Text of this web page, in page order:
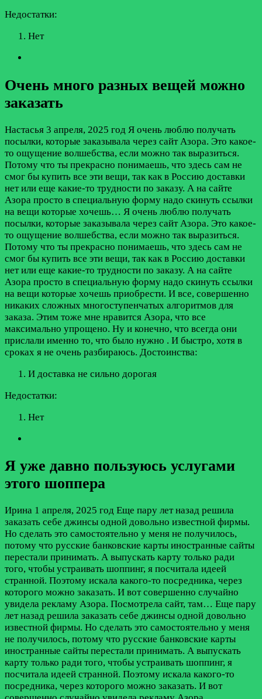
Недостатки:
Нет
Очень много разных вещей можно
заказать
Настасья 3 апреля, 2025 год Я очень люблю получать
посылки, которые заказывала через сайт Азора. Это какое-
то ощущение волшебства, если можно так выразиться.
Потому что ты прекрасно понимаешь, что здесь сам не
смог бы купить все эти вещи, так как в Россию доставки
нет или еще какие-то трудности по заказу. А на сайте
Азора просто в специальную форму надо скинуть ссылки
на вещи которые хочешь… Я очень люблю получать
посылки, которые заказывала через сайт Азора. Это какое-
то ощущение волшебства, если можно так выразиться.
Потому что ты прекрасно понимаешь, что здесь сам не
смог бы купить все эти вещи, так как в Россию доставки
нет или еще какие-то трудности по заказу. А на сайте
Азора просто в специальную форму надо скинуть ссылки
на вещи которые хочешь приобрести. И все, совершенно
никаких сложных многоступенчатых алгоритмов для
заказа. Этим тоже мне нравится Азора, что все
максимально упрощено. Ну и конечно, что всегда они
прислали именно то, что было нужно . И быстро, хотя в
сроках я не очень разбираюсь. Достоинства:
И доставка не сильно дорогая
Недостатки:
Нет
Я уже давно пользуюсь услугами
этого шоппера
Ирина 1 апреля, 2025 год Еще пару лет назад решила
заказать себе джинсы одной довольно известной фирмы.
Но сделать это самостоятельно у меня не получилось,
потому что русские банковские карты иностранные сайты
перестали принимать. А выпускать карту только ради
того, чтобы устраивать шоппинг, я посчитала идеей
странной. Поэтому искала какого-то посредника, через
которого можно заказать. И вот совершенно случайно
увидела рекламу Азора. Посмотрела сайт, там… Еще пару
лет назад решила заказать себе джинсы одной довольно
известной фирмы. Но сделать это самостоятельно у меня
не получилось, потому что русские банковские карты
иностранные сайты перестали принимать. А выпускать
карту только ради того, чтобы устраивать шоппинг, я
посчитала идеей странной. Поэтому искала какого-то
посредника, через которого можно заказать. И вот